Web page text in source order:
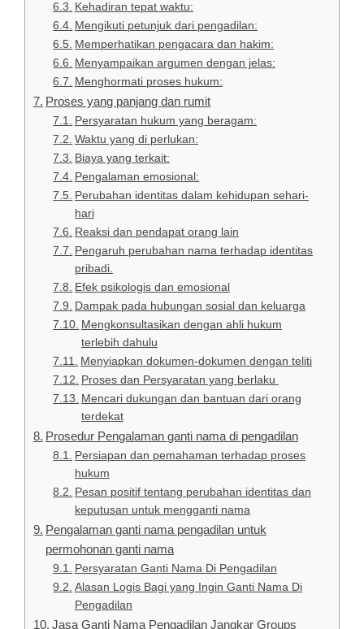
Kehadiran tepat waktu:
Mengikuti petunjuk dari pengadilan:
Memperhatikan pengacara dan hakim:
Menyampaikan argumen dengan jelas:
Menghormati proses hukum:
Proses yang panjang dan rumit
Persyaratan hukum yang beragam:
Waktu yang di perlukan:
Biaya yang terkait:
Pengalaman emosional:
Perubahan identitas dalam kehidupan sehari-
hari
Reaksi dan pendapat orang lain
Pengaruh perubahan nama terhadap identitas
pribadi.
Efek psikologis dan emosional
Dampak pada hubungan sosial dan keluarga
Mengkonsultasikan dengan ahli hukum
terlebih dahulu
Menyiapkan dokumen-dokumen dengan teliti
Proses dan Persyaratan yang berlaku
Mencari dukungan dan bantuan dari orang
terdekat
Prosedur Pengalaman ganti nama di pengadilan
Persiapan dan pemahaman terhadap proses
hukum
Pesan positif tentang perubahan identitas dan
keputusan untuk mengganti nama
Pengalaman ganti nama pengadilan untuk
permohonan ganti nama
Persyaratan Ganti Nama Di Pengadilan
Alasan Logis Bagi yang Ingin Ganti Nama Di
Pengadilan
Jasa Ganti Nama Pengadilan Jangkar Groups